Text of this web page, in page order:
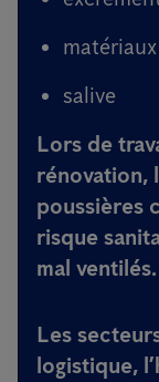
salive
Lors de
rénovation,
poussières
risque
mal ventilés.
Les
logistique,